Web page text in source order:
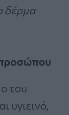
δέρμα
του
υγιεινό,